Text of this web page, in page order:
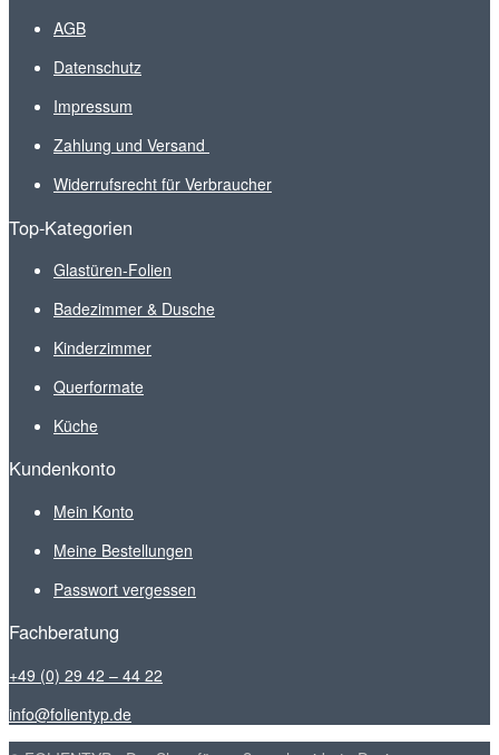
AGB
Datenschutz
Impressum
Zahlung und Versand
Widerrufsrecht für Verbraucher
Top-Kategorien
Glastüren-Folien
Badezimmer & Dusche
Kinderzimmer
Querformate
Küche
Kundenkonto
Mein Konto
Meine Bestellungen
Passwort vergessen
Fachberatung
+49 (0) 29 42 – 44 22
info@folientyp.de